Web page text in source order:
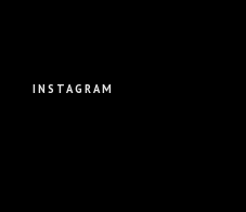
INSTAGRAM